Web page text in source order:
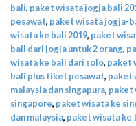
bali, paket wisata jogja bali
pesawat, paket wisata jogja-
wisata ke bali 2019, paket
bali dari jogja untuk 2 orang,
wisata ke bali dari solo, paket
bali plus tiket pesawat, paket
malaysia dan singapura, paket
singapore, paket wisata ke
dan malaysia, paket wisata ke